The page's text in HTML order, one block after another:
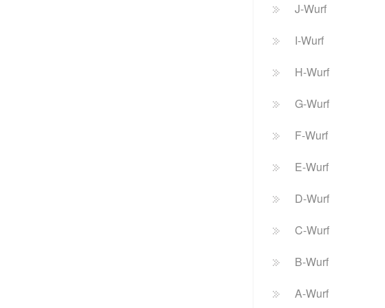
J-Wurf
I-Wurf
H-Wurf
G-Wurf
F-Wurf
E-Wurf
D-Wurf
C-Wurf
B-Wurf
A-Wurf